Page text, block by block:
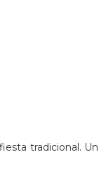
tradicional. Un